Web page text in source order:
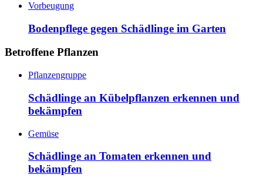
Vorbeugung
Bodenpflege gegen Schädlinge im Garten
Betroffene Pflanzen
Pflanzengruppe
Schädlinge an Kübelpflanzen erkennen und
bekämpfen
Gemüse
Schädlinge an Tomaten erkennen und
bekämpfen